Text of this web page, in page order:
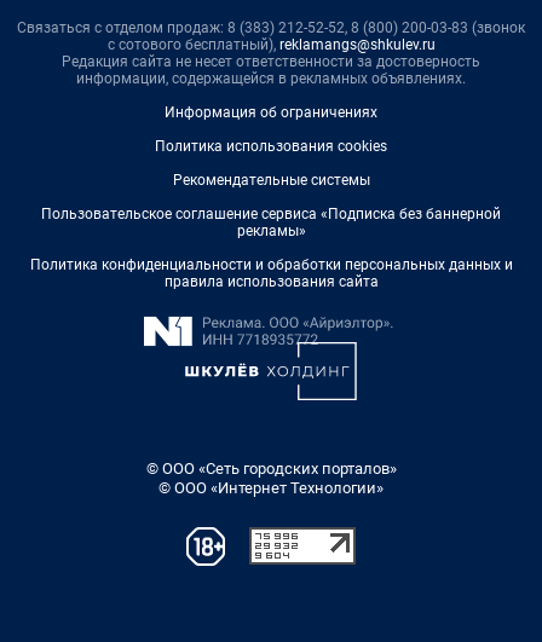
Связаться с отделом продаж: 8 (383) 212-52-52, 8 (800) 200-03-83 (звонок
с сотового бесплатный), reklamangs@shkulev.ru
Редакция сайта не несет ответственности за достоверность
информации, содержащейся в рекламных объявлениях.
Информация об ограничениях
Политика использования cookies
Рекомендательные системы
Пользовательское соглашение сервиса «Подписка без баннерной
рекламы»
Политика конфиденциальности и обработки персональных данных и
правила использования сайта
© ООО «Сеть городских порталов»
© ООО «Интернет Технологии»